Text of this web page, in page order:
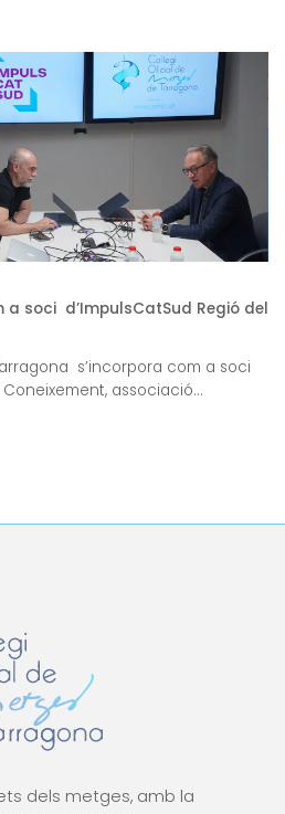
a soci d’ImpulsCatSud Regió del
s’incorpora com a soci
associació...
dels metges, amb la